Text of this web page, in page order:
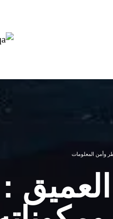
وأمن المعلومات
العميق :